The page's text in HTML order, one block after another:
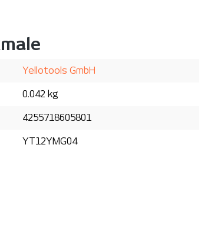
Yellotools GmbH
0.042 kg
4255718605801
YT12YMG04